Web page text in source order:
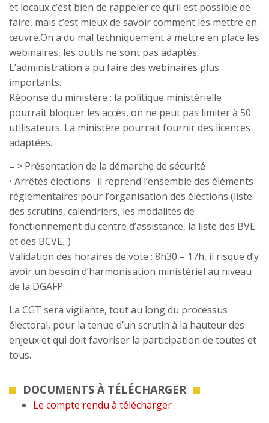
et locaux,c’est bien de rappeler ce qu’il est possible de
faire, mais c’est mieux de savoir comment les mettre en
œuvre.On a du mal techniquement à mettre en place les
webinaires, les outils ne sont pas adaptés.
L’administration a pu faire des webinaires plus
importants.
Réponse du ministère : la politique ministérielle
pourrait bloquer les accès, on ne peut pas limiter à 50
utilisateurs. La ministère pourrait fournir des licences
adaptées.
– > Présentation de la démarche de sécurité
• Arrêtés élections : il reprend l’ensemble des éléments
réglementaires pour l’organisation des élections (liste
des scrutins, calendriers, les modalités de
fonctionnement du centre d’assistance, la liste des BVE
et des BCVE...)
Validation des horaires de vote : 8h30 – 17h, il risque d’y
avoir un besoin d’harmonisation ministériel au niveau
de la DGAFP.
La CGT sera vigilante, tout au long du processus
électoral, pour la tenue d’un scrutin à la hauteur des
enjeux et qui doit favoriser la participation de toutes et
tous.
DOCUMENTS À TÉLÉCHARGER
Le compte rendu à télécharger